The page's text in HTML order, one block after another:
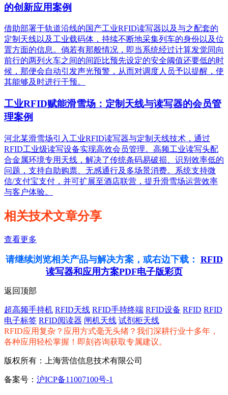
的创新应用案例
借助部署于轨道沿线的国产工业RFID读写器以及与之配套的
定制天线以及工业载码体，持续不断地采集列车的身份以及位
置方面的信息。倘若有那般情况，即当系统经过计算发觉同向
前行的两列火车之间的间距比预先设定的安全阈值还要低的时
候，那便会自动引发声光预警，从而对调度人员予以提醒，使
其能够及时进行干预。
工业RFID赋能滑雪场：定制天线与读写器的会员管
理案例
河北某滑雪场引入工业RFID读写器与定制天线技术，通过
RFID工业级读写设备实现高效会员管理。高频工业读写头配
合金属环境专用天线，解决了传统条码易破损、识别效率低的
问题，支持自助购票、无感通行及多场景消费。系统支持微
信/支付宝支付，并可扩展至酒店联营，提升滑雪场运营效率
与客户体验。
相关技术文章分享
查看更多
请继续浏览相关产品与解决方案，或右边下载： RFID
读写器和应用方案PDF电子版彩页
返回顶部
超高频手持机 RFID天线 RFID手持终端 RFID设备 RFID RFID
电子标签 RFID阅读器 闸机天线 试剂柜天线
RFID应用复杂？应用方式毫无头绪？我们深耕行业十多年，
各种应用轻松掌握！即刻咨询获取专属建议。
版权所有：上海营信信息技术有限公司
备案号： 沪ICP备11007100号-1